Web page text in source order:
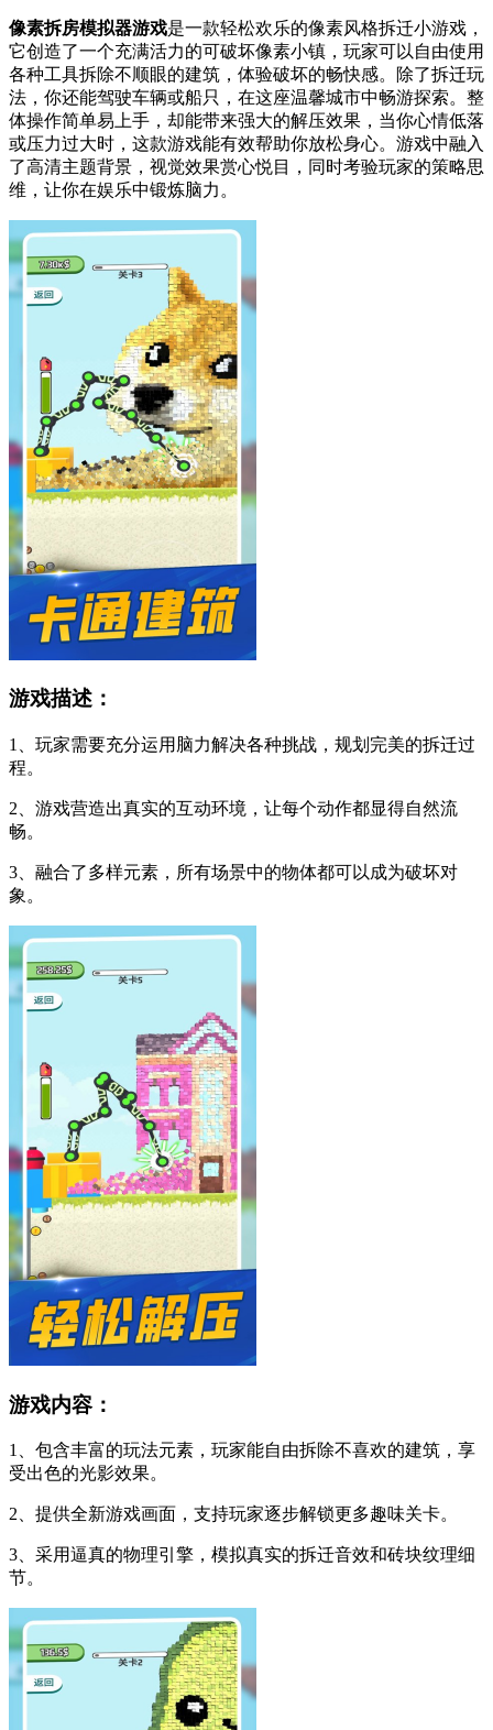
像素拆房模拟器游戏是一款轻松欢乐的像素风格拆迁小游戏，
它创造了一个充满活力的可破坏像素小镇，玩家可以自由使用
各种工具拆除不顺眼的建筑，体验破坏的畅快感。除了拆迁玩
法，你还能驾驶车辆或船只，在这座温馨城市中畅游探索。整
体操作简单易上手，却能带来强大的解压效果，当你心情低落
或压力过大时，这款游戏能有效帮助你放松身心。游戏中融入
了高清主题背景，视觉效果赏心悦目，同时考验玩家的策略思
维，让你在娱乐中锻炼脑力。
游戏描述：
1、玩家需要充分运用脑力解决各种挑战，规划完美的拆迁过
程。
2、游戏营造出真实的互动环境，让每个动作都显得自然流
畅。
3、融合了多样元素，所有场景中的物体都可以成为破坏对
象。
游戏内容：
1、包含丰富的玩法元素，玩家能自由拆除不喜欢的建筑，享
受出色的光影效果。
2、提供全新游戏画面，支持玩家逐步解锁更多趣味关卡。
3、采用逼真的物理引擎，模拟真实的拆迁音效和砖块纹理细
节。